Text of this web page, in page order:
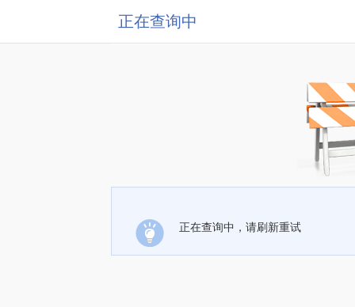
正在查询中
正在查询中，请刷新重试